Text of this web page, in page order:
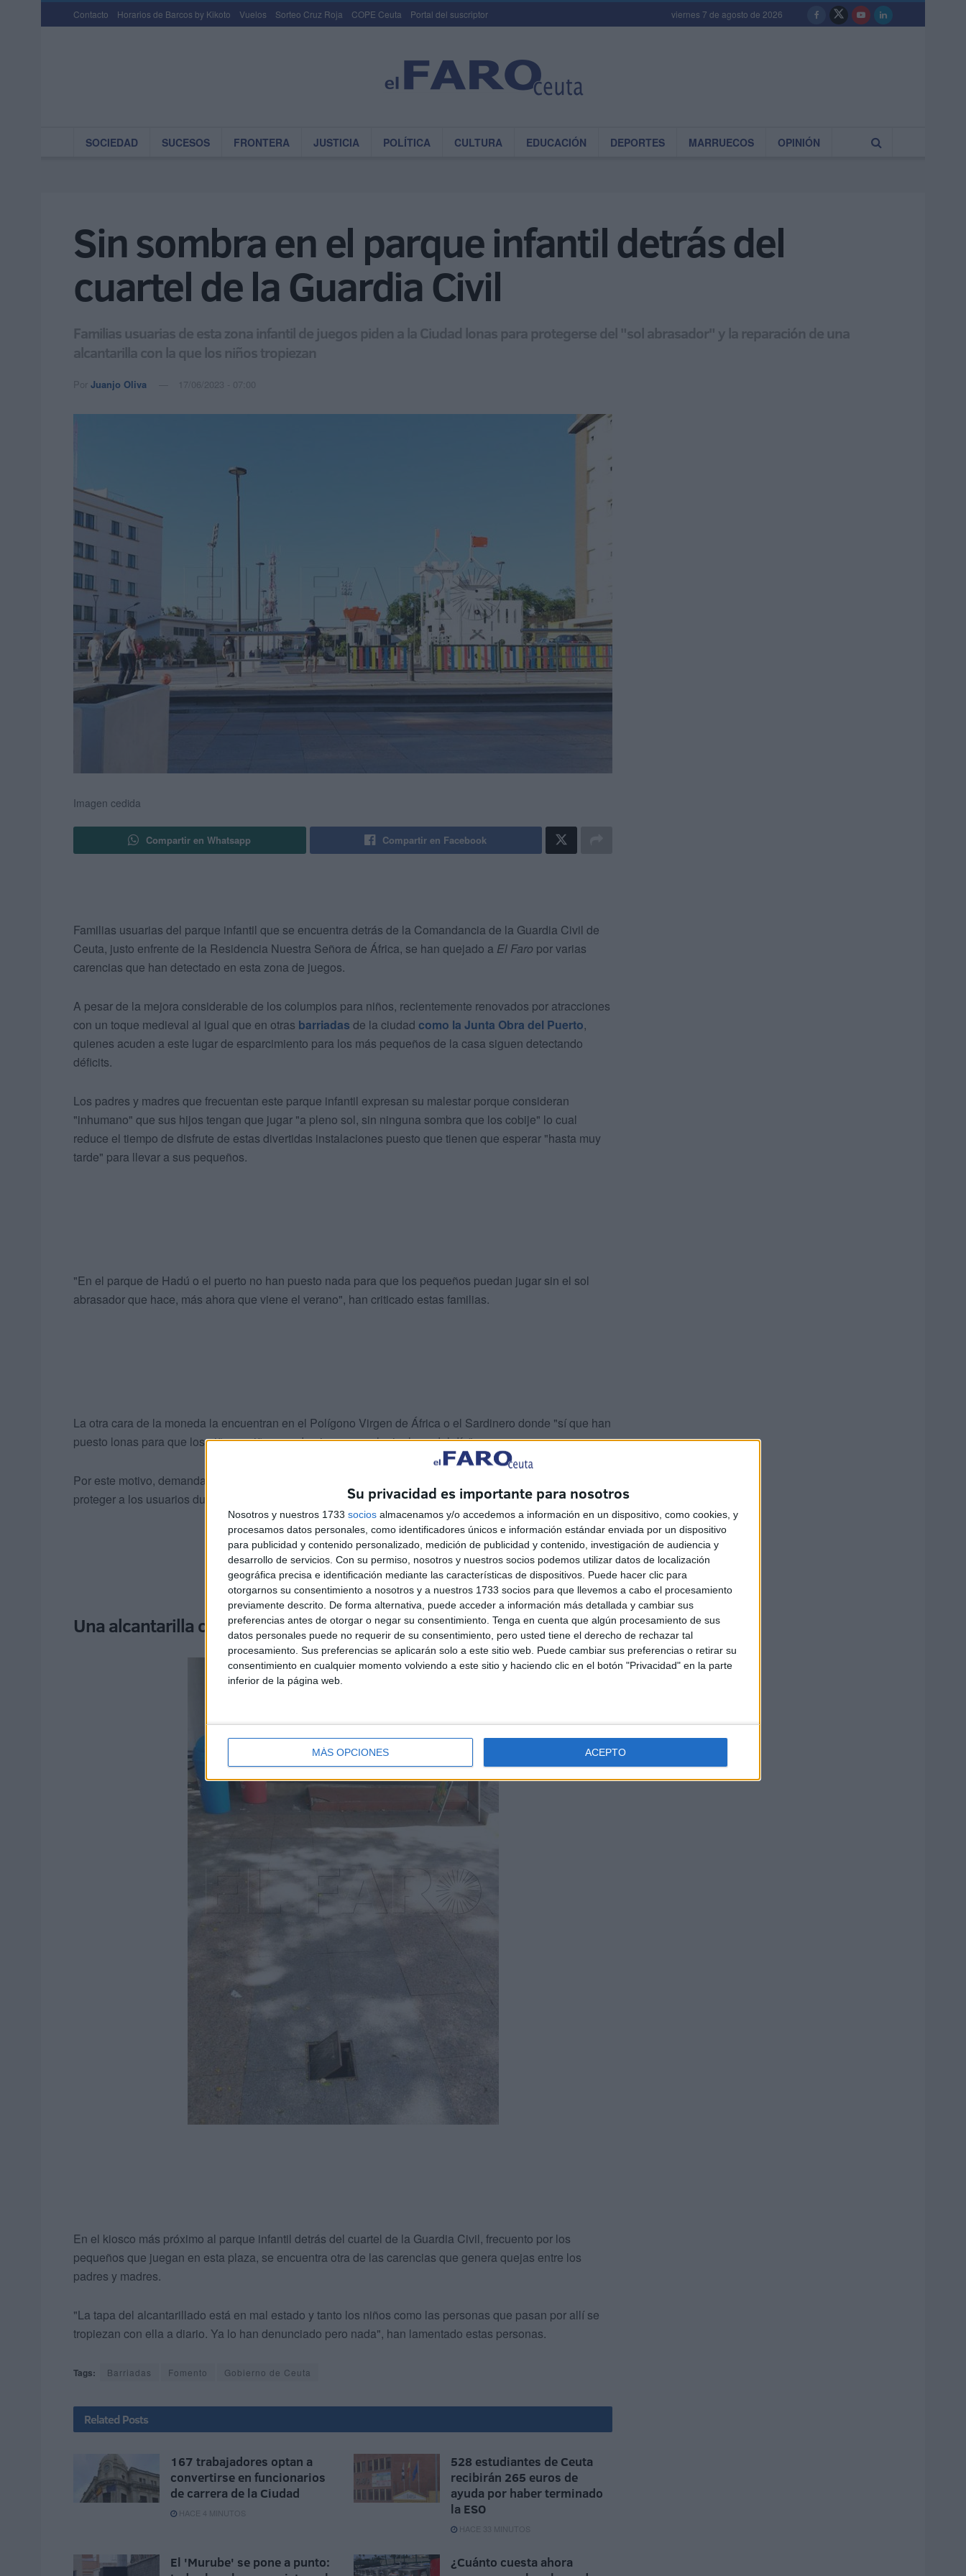
Su privacidad es importante para nosotros
Nosotros y nuestros 1733 socios almacenamos y/o accedemos a información en un dispositivo, como cookies, y
procesamos datos personales, como identificadores únicos e información estándar enviada por un dispositivo
para publicidad y contenido personalizado, medición de publicidad y contenido, investigación de audiencia y
desarrollo de servicios. Con su permiso, nosotros y nuestros socios podemos utilizar datos de localización
geográfica precisa e identificación mediante las características de dispositivos. Puede hacer clic para
otorgarnos su consentimiento a nosotros y a nuestros 1733 socios para que llevemos a cabo el procesamiento
previamente descrito. De forma alternativa, puede acceder a información más detallada y cambiar sus
preferencias antes de otorgar o negar su consentimiento. Tenga en cuenta que algún procesamiento de sus
datos personales puede no requerir de su consentimiento, pero usted tiene el derecho de rechazar tal
procesamiento. Sus preferencias se aplicarán solo a este sitio web. Puede cambiar sus preferencias o retirar su
consentimiento en cualquier momento volviendo a este sitio y haciendo clic en el botón "Privacidad" en la parte
inferior de la página web.
MÁS OPCIONES ACEPTO
Contacto Horarios de Barcos by Kikoto Vuelos Sorteo Cruz Roja COPE Ceuta Portal del suscriptor viernes 7 de agosto de 2026
SOCIEDAD SUCESOS FRONTERA JUSTICIA POLÍTICA CULTURA EDUCACIÓN DEPORTES MARRUECOS OPINIÓN
Sin sombra en el parque infantil detrás del
cuartel de la Guardia Civil
Familias usuarias de esta zona infantil de juegos piden a la Ciudad lonas para protegerse del "sol abrasador" y la reparación de una
alcantarilla con la que los niños tropiezan
Por Juanjo Oliva 17/06/2023 - 07:00
Imagen cedida
Compartir en Whatsapp Compartir en Facebook
Familias usuarias del parque infantil que se encuentra detrás de la Comandancia de la Guardia Civil de
Ceuta, justo enfrente de la Residencia Nuestra Señora de África, se han quejado a El Faro por varias
carencias que han detectado en esta zona de juegos.
A pesar de la mejora considerable de los columpios para niños, recientemente renovados por atracciones
con un toque medieval al igual que en otras barriadas de la ciudad como la Junta Obra del Puerto,
quienes acuden a este lugar de esparcimiento para los más pequeños de la casa siguen detectando
déficits.
Los padres y madres que frecuentan este parque infantil expresan su malestar porque consideran
"inhumano" que sus hijos tengan que jugar "a pleno sol, sin ninguna sombra que los cobije" lo cual
reduce el tiempo de disfrute de estas divertidas instalaciones puesto que tienen que esperar "hasta muy
tarde" para llevar a sus pequeños.
"En el parque de Hadú o el puerto no han puesto nada para que los pequeños puedan jugar sin el sol
abrasador que hace, más ahora que viene el verano", han criticado estas familias.
La otra cara de la moneda la encuentran en el Polígono Virgen de África o el Sardinero donde "sí que han
puesto lonas para que los niños y niñas puedan jugar a cualquier hora del día".
Por este motivo, demandan a la
proteger a los usuarios durante las horas de sol.
Una alcantarilla con la que todos tropiezan
En el kiosco más próximo al parque infantil detrás del cuartel de la Guardia Civil, frecuento por los
pequeños que juegan en esta plaza, se encuentra otra de las carencias que genera quejas entre los
padres y madres.
"La tapa del alcantarillado está en mal estado y tanto los niños como las personas que pasan por allí se
tropiezan con ella a diario. Ya lo han denunciado pero nada", han lamentado estas personas.
Tags: Barriadas Fomento Gobierno de Ceuta
Related Posts
167 trabajadores optan a
convertirse en funcionarios
de carrera de la Ciudad
HACE 4 MINUTOS
528 estudiantes de Ceuta
recibirán 265 euros de
ayuda por haber terminado
la ESO
HACE 33 MINUTOS
El 'Murube' se pone a punto:
¿Cuánto cuesta ahora